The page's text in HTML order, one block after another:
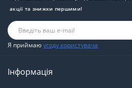
акції та знижки першими!
Я приймаюугоду користувача
Інформація